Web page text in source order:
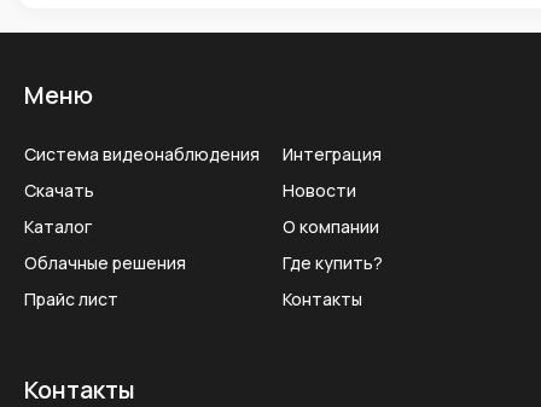
Контакты
Меню
Система видеонаблюдения
Скачать
Каталог
Облачные решения
Прайс лист
Интеграция
Новости
О компании
Где купить?
Контакты